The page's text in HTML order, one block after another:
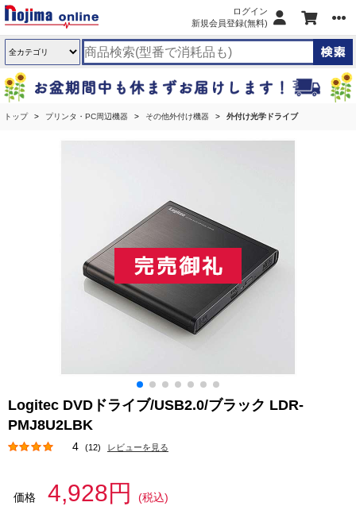
ログイン
新規会員登録(無料)
トップ プリンタ・PC周辺機器 その他外付け機器 外付け光学ドライブ
Logitec DVDドライブ/USB2.0/ブラック LDR-
PMJ8U2LBK
4 (12) レビューを見る
価格 4,928円
(税込)